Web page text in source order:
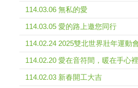
114.03.06 無私的愛
114.03.05 愛的路上邀您同行
114.02.24 2025雙北世界壯年運動
114.02.20 愛在音符間，暖在手心裡
114.02.03 新春開工大吉